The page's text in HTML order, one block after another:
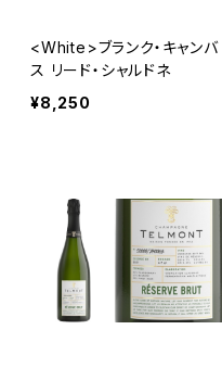
<White>ブランク・キャンバ
ス リード・シャルドネ
¥8,250